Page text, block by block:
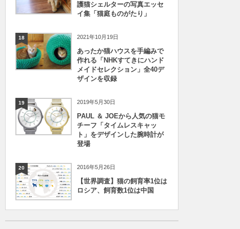
護猫シェルターの写真エッセ
イ集「猫庭ものがたり」
18 2021年10月19日
あったか猫ハウスを手編みで
作れる「NHKすてきにハンド
メイドセレクション」全40デ
ザインを収録
19 2019年5月30日
PAUL ＆ JOEから人気の猫モ
チーフ「タイムレスキャッ
ト」をデザインした腕時計が
登場
20 2016年5月26日
【世界調査】猫の飼育率1位は
ロシア、飼育数1位は中国